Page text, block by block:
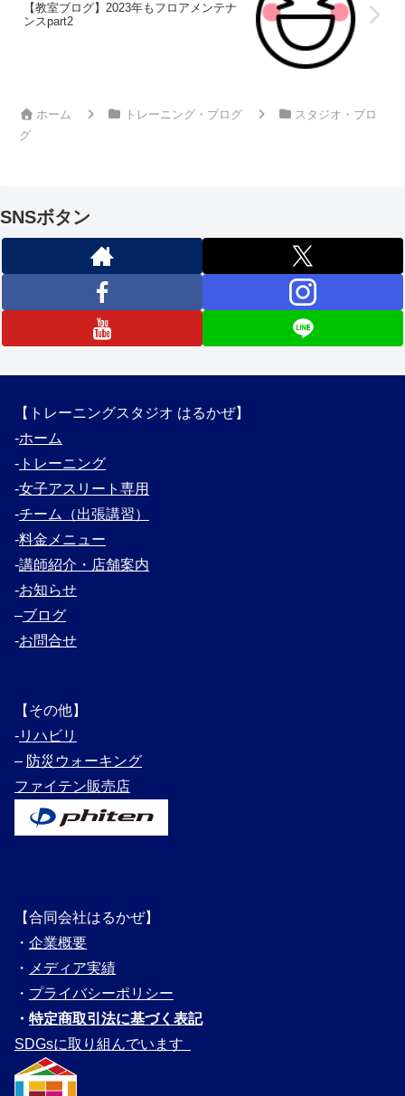
【教室ブログ】2023年もフロアメンテナ
ンスpart2
ホーム トレーニング・ブログ
スタジオ・ブロ
グ
SNSボタン
【トレーニングスタジオ はるかぜ】
‐ホーム
‐ トレーニング
‐女子アスリート専用
‐チーム（出張講習）
‐料金メニュー
‐講師紹介・ 店舗案内
‐お知らせ
–ブログ
‐お問合せ
【その他】
‐リハビリ
– 防災ウォーキング
ファイテン販売店
【合同会社はるかぜ】
・ 企業概要
・ メディ ア実績
・ プライバシーポリシー
・ 特定商取引法に基づく表記
SDGsに取り組んでいます